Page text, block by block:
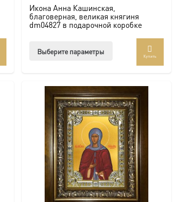
Икона Анна Кашинская,
благоверная, великая княгиня
dm04827 в подарочной коробке
Выберите параметры
вариаций.
Опции
можно
выбрать
на
странице
товара.
Купить